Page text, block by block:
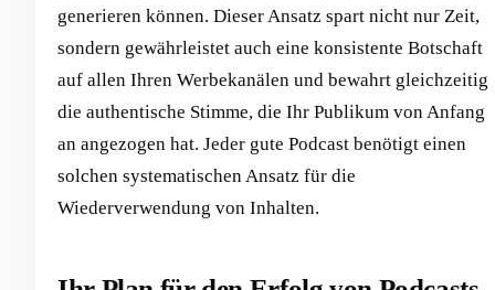
generieren können. Dieser Ansatz spart nicht nur Zeit,
sondern gewährleistet auch eine konsistente Botschaft
auf allen Ihren Werbekanälen und bewahrt gleichzeitig
die authentische Stimme, die Ihr Publikum von Anfang
an angezogen hat. Jeder gute Podcast benötigt einen
solchen systematischen Ansatz für die
Wiederverwendung von Inhalten.